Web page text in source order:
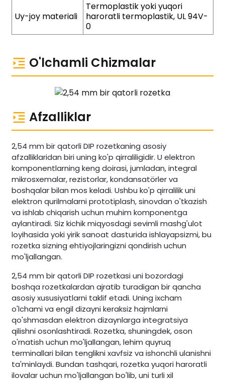
Uy-joy materiali
Termoplastik yoki yuqori
haroratli termoplastik, UL 94V-
0
O'lchamli Chizmalar
Afzalliklar
2,54 mm bir qatorli DIP rozetkaning asosiy
afzalliklaridan biri uning ko'p qirraliligidir. U elektron
komponentlarning keng doirasi, jumladan, integral
mikrosxemalar, rezistorlar, kondansatörler va
boshqalar bilan mos keladi. Ushbu ko'p qirralilik uni
elektron qurilmalarni prototiplash, sinovdan o'tkazish
va ishlab chiqarish uchun muhim komponentga
aylantiradi. Siz kichik miqyosdagi sevimli mashg'ulot
loyihasida yoki yirik sanoat dasturida ishlayapsizmi, bu
rozetka sizning ehtiyojlaringizni qondirish uchun
mo'ljallangan.
2,54 mm bir qatorli DIP rozetkasi uni bozordagi
boshqa rozetkalardan ajratib turadigan bir qancha
asosiy xususiyatlarni taklif etadi. Uning ixcham
o'lchami va engil dizayni keraksiz hajmlarni
qo'shmasdan elektron dizaynlarga integratsiya
qilishni osonlashtiradi. Rozetka, shuningdek, oson
o'rnatish uchun mo'ljallangan, lehim quyruq
terminallari bilan tenglikni xavfsiz va ishonchli ulanishni
ta'minlaydi. Bundan tashqari, rozetka yuqori haroratli
ilovalar uchun mo'ljallangan bo'lib, uni turli xil